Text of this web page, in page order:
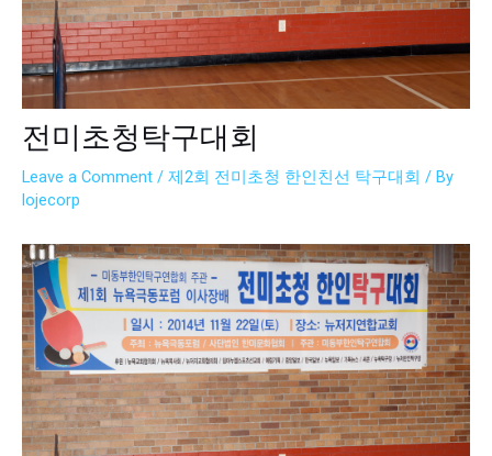
전미초청탁구대회
Leave a Comment / 제2회 전미초청 한인친선 탁구대회 / By
lojecorp